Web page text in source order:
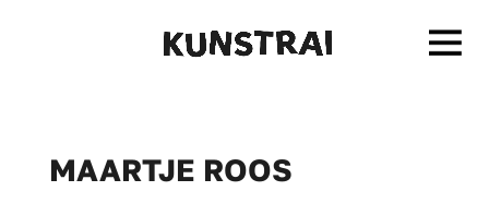
MAARTJE ROOS